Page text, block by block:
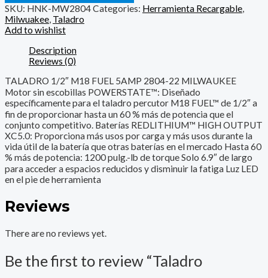
SKU: HNK-MW2804Categories: Herramienta Recargable,
Milwuakee, Taladro
Add to wishlist
Description
Reviews (0)
TALADRO 1/2″ M18 FUEL 5AMP 2804-22 MILWAUKEE
Motor sin escobillas POWERSTATE™: Diseñado
específicamente para el taladro percutor M18 FUEL™ de 1/2″ a
fin de proporcionar hasta un 60 % más de potencia que el
conjunto competitivo. Baterías REDLITHIUM™ HIGH OUTPUT
XC5.0: Proporciona más usos por carga y más usos durante la
vida útil de la batería que otras baterías en el mercado Hasta 60
% más de potencia: 1200 pulg.-lb de torque Solo 6.9″ de largo
para acceder a espacios reducidos y disminuir la fatiga Luz LED
en el pie de herramienta
Reviews
There are no reviews yet.
Be the first to review “Taladro